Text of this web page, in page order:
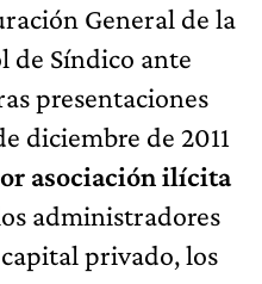
General de la
de Síndico ante
presentaciones
diciembre de 2011
asociación ilícita
administradores
privado, los